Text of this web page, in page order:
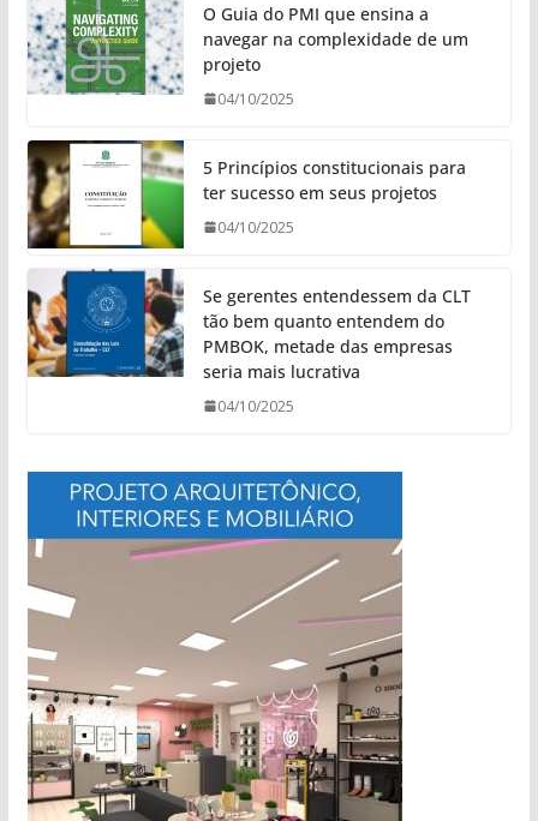
O Guia do PMI que ensina a
navegar na complexidade de um
projeto
04/10/2025
5 Princípios constitucionais para
ter sucesso em seus projetos
04/10/2025
Se gerentes entendessem da CLT
tão bem quanto entendem do
PMBOK, metade das empresas
seria mais lucrativa
04/10/2025